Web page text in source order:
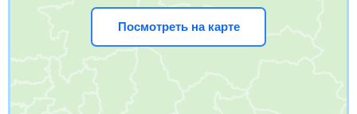
Посмотреть на карте